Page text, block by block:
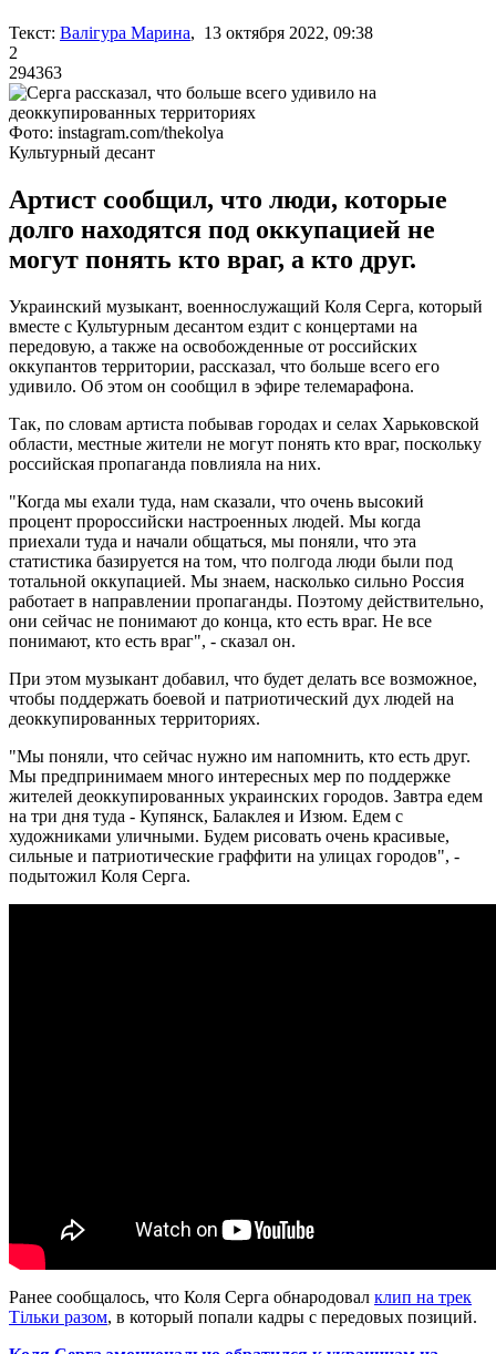
Текст: Валігура Марина, 13 октября 2022, 09:38
2
294363
Фото: instagram.com/thekolya
Культурный десант
Артист сообщил, что люди, которые
долго находятся под оккупацией не
могут понять кто враг, а кто друг.
Украинский музыкант, военнослужащий Коля Серга, который
вместе с Культурным десантом ездит с концертами на
передовую, а также на освобожденные от российских
оккупантов территории, рассказал, что больше всего его
удивило. Об этом он сообщил в эфире телемарафона.
Так, по словам артиста побывав городах и селах Харьковской
области, местные жители не могут понять кто враг, поскольку
российская пропаганда повлияла на них.
"Когда мы ехали туда, нам сказали, что очень высокий
процент пророссийски настроенных людей. Мы когда
приехали туда и начали общаться, мы поняли, что эта
статистика базируется на том, что полгода люди были под
тотальной оккупацией. Мы знаем, насколько сильно Россия
работает в направлении пропаганды. Поэтому действительно,
они сейчас не понимают до конца, кто есть враг. Не все
понимают, кто есть враг", - сказал он.
При этом музыкант добавил, что будет делать все возможное,
чтобы поддержать боевой и патриотический дух людей на
деоккупированных территориях.
"Мы поняли, что сейчас нужно им напомнить, кто есть друг.
Мы предпринимаем много интересных мер по поддержке
жителей деоккупированных украинских городов. Завтра едем
на три дня туда - Купянск, Балаклея и Изюм. Едем с
художниками уличными. Будем рисовать очень красивые,
сильные и патриотические граффити на улицах городов", -
подытожил Коля Серга.
Ранее сообщалось, что Коля Серга обнародовал клип на трек
Тільки разом, в который попали кадры с передовых позиций.